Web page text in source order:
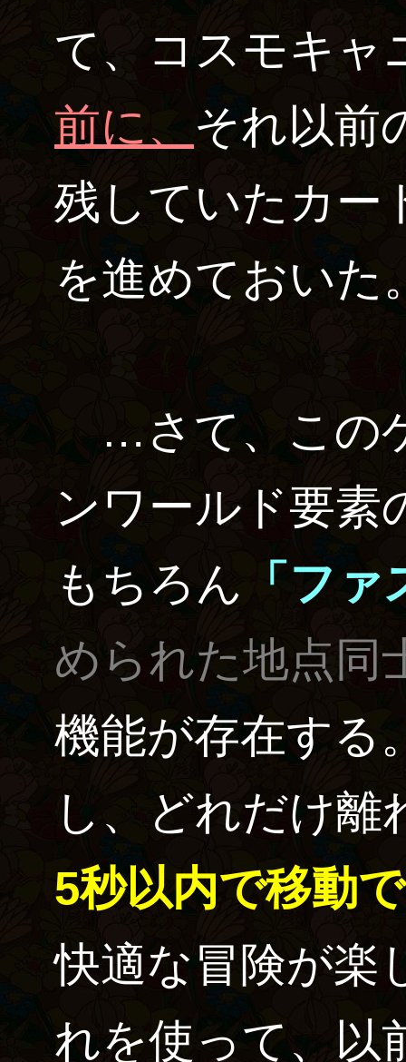
て、コスモキ
前に、 それ以前
残していたカー
を進めておいた
…さて、この
ンワールド要素
もちろん 「フ
められた地点同
機能が存在する
し、どれだけ離
5秒以内で移動
快適な冒険が
れを使って、以